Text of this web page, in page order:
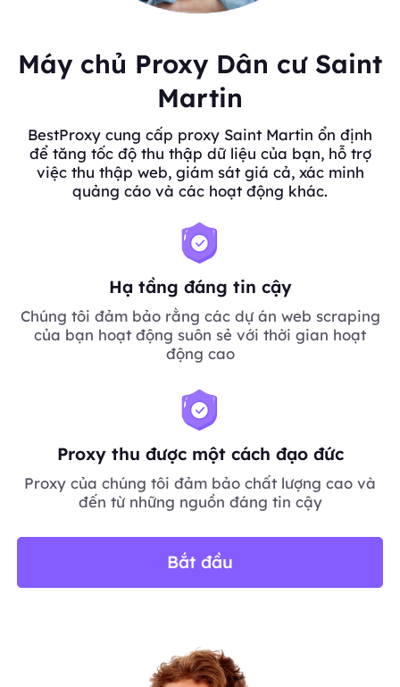
Máy chủ Proxy Dân cư Saint
Martin
BestProxy cung cấp proxy Saint Martin ổn định
để tăng tốc độ thu thập dữ liệu của bạn, hỗ trợ
việc thu thập web, giám sát giá cả, xác minh
quảng cáo và các hoạt động khác.
Hạ tầng đáng tin cậy
Chúng tôi đảm bảo rằng các dự án web scraping
của bạn hoạt động suôn sẻ với thời gian hoạt
động cao
Proxy thu được một cách đạo đức
Proxy của chúng tôi đảm bảo chất lượng cao và
đến từ những nguồn đáng tin cậy
Bắt đầu